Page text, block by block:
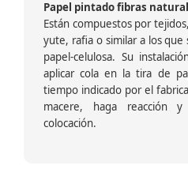
Papel pintado fibras
Están compuestos por
yute, rafia o similar a los
papel-celulosa. Su
aplicar cola en la tira de
tiempo indicado por el
macere, haga reacción
colocación.